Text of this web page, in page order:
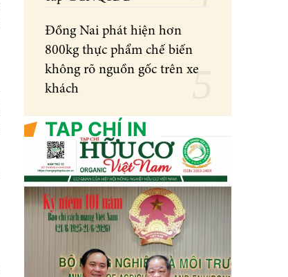
Đồng Nai phát hiện hơn
800kg thực phẩm chế biến
không rõ nguồn gốc trên xe
khách
TẠP CHÍ IN